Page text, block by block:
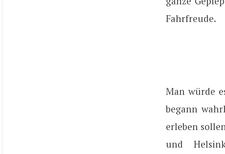
Fahrfreude.
Man würde
begann
erleben
und